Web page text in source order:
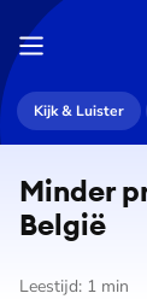
Kijk & Luister
Minder
België
Leestijd: 1 min